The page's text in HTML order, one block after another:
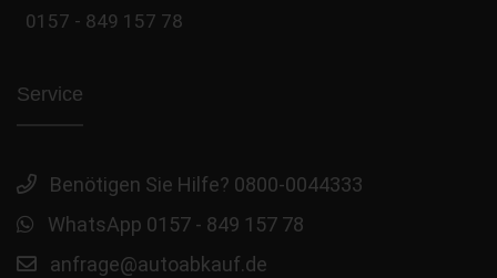
0157 - 849 157 78
Service
Benötigen Sie Hilfe? 0800-0044333
WhatsApp 0157 - 849 157 78
anfrage@autoabkauf.de